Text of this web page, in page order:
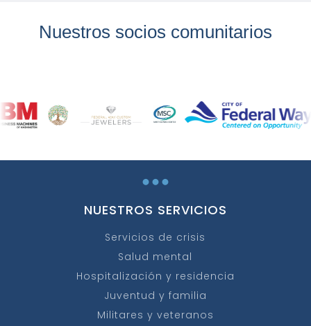
Nuestros socios comunitarios
...
NUESTROS SERVICIOS
Servicios de crisis
Salud mental
Hospitalización y residencia
Juventud y familia
Militares y veteranos